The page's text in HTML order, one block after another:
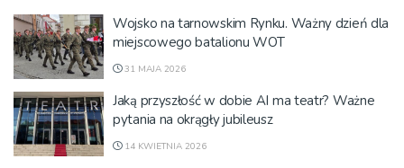
Wojsko na tarnowskim Rynku. Ważny dzień dla
miejscowego batalionu WOT
31 MAJA 2026
Jaką przyszłość w dobie AI ma teatr? Ważne
pytania na okrągły jubileusz
14 KWIETNIA 2026